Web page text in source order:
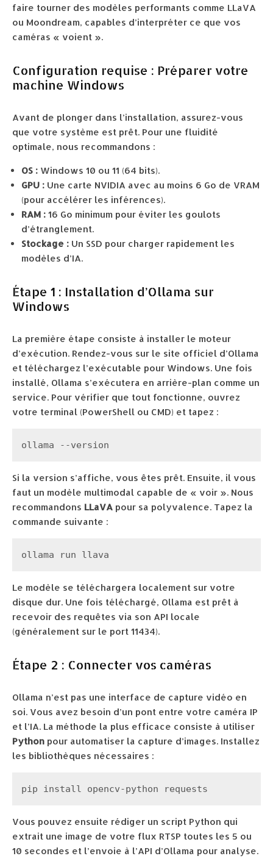
faire tourner des modèles performants comme LLaVA
ou Moondream, capables d’interpréter ce que vos
caméras « voient ».
Configuration requise : Préparer votre
machine Windows
Avant de plonger dans l’installation, assurez-vous
que votre système est prêt. Pour une fluidité
optimale, nous recommandons :
OS : Windows 10 ou 11 (64 bits).
GPU : Une carte NVIDIA avec au moins 6 Go de VRAM
(pour accélérer les inférences).
RAM : 16 Go minimum pour éviter les goulots
d’étranglement.
Stockage : Un SSD pour charger rapidement les
modèles d’IA.
Étape 1 : Installation d’Ollama sur
Windows
La première étape consiste à installer le moteur
d’exécution. Rendez-vous sur le site officiel d’Ollama
et téléchargez l’exécutable pour Windows. Une fois
installé, Ollama s’exécutera en arrière-plan comme un
service. Pour vérifier que tout fonctionne, ouvrez
votre terminal (PowerShell ou CMD) et tapez :
ollama --version
Si la version s’affiche, vous êtes prêt. Ensuite, il vous
faut un modèle multimodal capable de « voir ». Nous
recommandons LLaVA pour sa polyvalence. Tapez la
commande suivante :
ollama run llava
Le modèle se téléchargera localement sur votre
disque dur. Une fois téléchargé, Ollama est prêt à
recevoir des requêtes via son API locale
(généralement sur le port 11434).
Étape 2 : Connecter vos caméras
Ollama n’est pas une interface de capture vidéo en
soi. Vous avez besoin d’un pont entre votre caméra IP
et l’IA. La méthode la plus efficace consiste à utiliser
Python pour automatiser la capture d’images. Installez
les bibliothèques nécessaires :
pip install opencv-python requests
Vous pouvez ensuite rédiger un script Python qui
extrait une image de votre flux RTSP toutes les 5 ou
10 secondes et l’envoie à l’API d’Ollama pour analyse.